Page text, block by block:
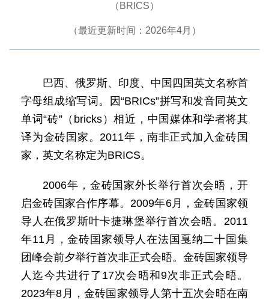
（BRICS）
（最近更新时间：2026年4月）
巴西、俄罗斯、印度、中国四国英文名称首
字母组成缩写词。因“BRICs”拼写和发音同英文
单词“砖”（bricks）相近，中国媒体和学者将其
译为金砖国家。2011年，南非正式加入金砖国
家，英文名称定为BRICS。
2006年，金砖国家外长举行首次会晤，开
启金砖国家合作序幕。2009年6月，金砖国家领
导人在俄罗斯叶卡捷琳堡举行首次会晤。2011
年11月，金砖国家领导人在法国戛纳二十国集
团峰会前夕举行首次非正式会晤。金砖国家领导
人迄今共进行了17次会晤和9次非正式会晤。
2023年8月，金砖国家领导人第十五次会晤在南